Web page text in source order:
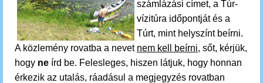
számlázási címet, a Túr-
vízitúra időpontját és a
Túrt, mint helyszínt beírni.
A közlemény rovatba a nevet nem kell beírni, sőt, kérjük,
hogy ne írd be. Felesleges, hiszen látjuk, hogy honnan
érkezik az utalás, ráadásul a megjegyzés rovatban